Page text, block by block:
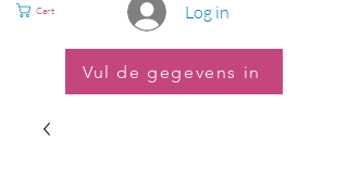
Log in
Cart
Vul de gegevens in